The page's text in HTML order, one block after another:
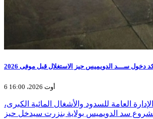
دخول ســـد الدويميس حيز الاستغلال قبل موفى 2026
6 أوت 2026، 16:00
العامة للسدود والأشغال المائية الكبرى،
سد الدويميس بولاية بنزرت سيدخل حيز